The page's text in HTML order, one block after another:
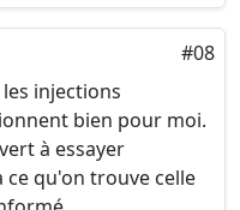
#08
injections
bien pour moi.
à essayer
qu'on trouve celle